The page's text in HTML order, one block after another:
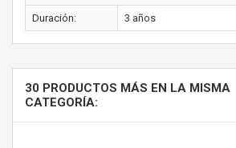
Duración: 3 años
30 PRODUCTOS MÁS EN LA MISMA
CATEGORÍA: